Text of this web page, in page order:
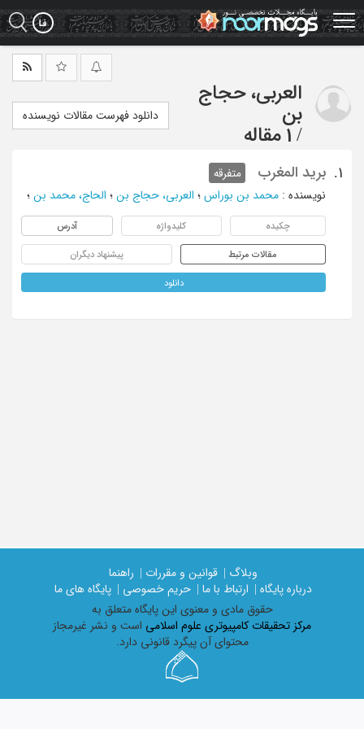
Skip
to
main
العربی، حجاج
بن
/ 1 مقاله
دانلود فهرست مقالات نویسنده
1. برید المغرب
متفرقه
نویسنده : محمد بن بوراس ؛ العربی، حجاج بن ؛ الحاج، محمد بن ؛
چکیده کلیدواژه آدرس
مقالات مرتبط پیشنهاد دیگران
دانلود
وبلاگ | قوانین و مقررات |
راهنما
درباره پایگاه |
ارتباط با ما | حریم خصوصی |
پایگاه های ما
حقوق مادی و معنوی اين پايگاه متعلق به
مرکز تحقیقات کامپیوتری علوم اسلامی است و نشر غیرمجاز
محتوای آن پیگرد قانونی دارد.